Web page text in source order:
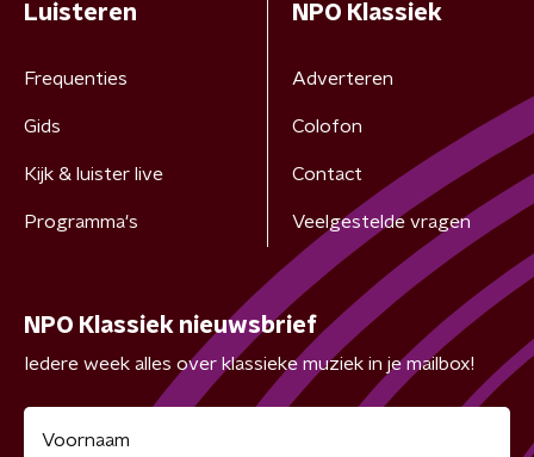
Luisteren
Frequenties
Gids
Kijk & luister live
Programma's
NPO Klassiek
Adverteren
Colofon
Contact
Veelgestelde vragen
NPO Klassiek nieuwsbrief
Iedere week alles over klassieke muziek in je mailbox!